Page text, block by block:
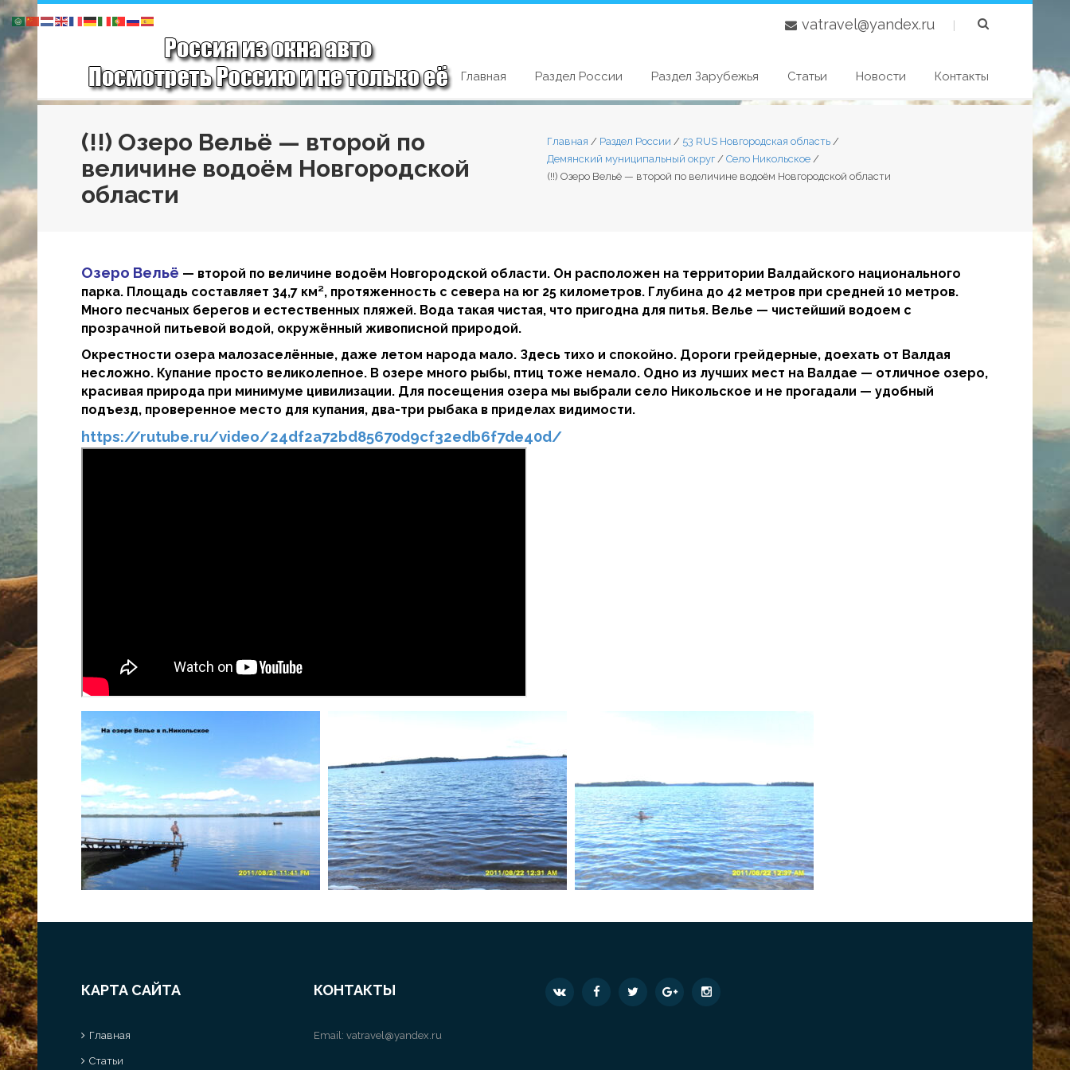
vatravel@yandex.ru |
Главная Раздел России Раздел Зарубежья Статьи Новости Контакты
(!!) Озеро Вельё — второй по
величине водоём Новгородской
области
Главная / Раздел России / 53 RUS Новгородская область /
Демянский муниципальный округ / Село Никольское /
(!!) Озеро Вельё — второй по величине водоём Новгородской области
Озеро Вельё — второй по величине водоём Новгородской области. Он расположен на территории Валдайского национального
парка. Площадь составляет 34,7 км², протяженность с севера на юг 25 километров. Глубина до 42 метров при средней 10 метров.
Много песчаных берегов и естественных пляжей. Вода такая чистая, что пригодна для питья. Велье — чистейший водоем с
прозрачной питьевой водой, окружённый живописной природой.
Окрестности озера малозаселённые, даже летом народа мало. Здесь тихо и спокойно. Дороги грейдерные, доехать от Валдая
несложно. Купание просто великолепное. В озере много рыбы, птиц тоже немало. Одно из лучших мест на Валдае — отличное озеро,
красивая природа при минимуме цивилизации. Для посещения озера мы выбрали село Никольское и не прогадали — удобный
подъезд, проверенное место для купания, два-три рыбака в приделах видимости.
https://rutube.ru/video/24df2a72bd85670d9cf32edb6f7de40d/
КАРТА САЙТА
Главная
Статьи
КОНТАКТЫ
Email: vatravel@yandex.ru